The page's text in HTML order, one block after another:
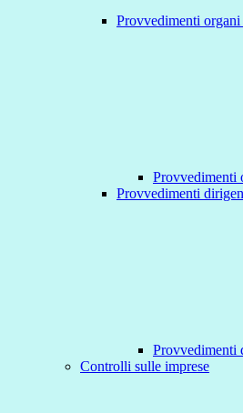
Provvedimenti
Provvedimenti
Provvedimenti
Provvedimenti
Controlli sulle imprese